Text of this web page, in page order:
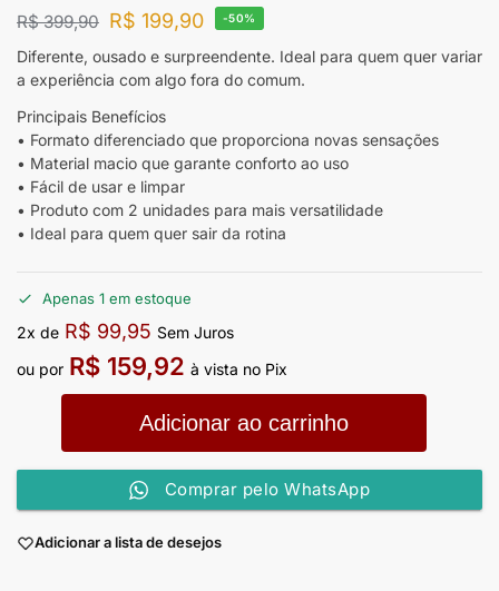
R$399,90 R$ 199,90 -50%
Diferente, ousado e surpreendente. Ideal para quem quer variar
a experiência com algo fora do comum.
Principais Benefícios
• Formato diferenciado que proporciona novas sensações
• Material macio que garante conforto ao uso
• Fácil de usar e limpar
• Produto com 2 unidades para mais versatilidade
• Ideal para quem quer sair da rotina
Apenas 1 em estoque
2x de R$ 99,95 Sem Juros
ou por R$ 159,92 à vista no Pix
Adicionar ao carrinho
Comprar pelo WhatsApp
Adicionar a lista de desejos